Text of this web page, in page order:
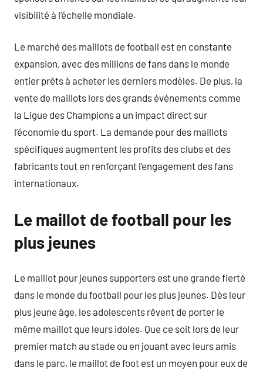
visibilité à l’échelle mondiale.
Le marché des maillots de football est en constante
expansion, avec des millions de fans dans le monde
entier prêts à acheter les derniers modèles. De plus, la
vente de maillots lors des grands événements comme
la Ligue des Champions a un impact direct sur
l’économie du sport. La demande pour des maillots
spécifiques augmentent les profits des clubs et des
fabricants tout en renforçant l’engagement des fans
internationaux.
Le maillot de football pour les
plus jeunes
Le maillot pour jeunes supporters est une grande fierté
dans le monde du football pour les plus jeunes. Dès leur
plus jeune âge, les adolescents rêvent de porter le
même maillot que leurs idoles. Que ce soit lors de leur
premier match au stade ou en jouant avec leurs amis
dans le parc, le maillot de foot est un moyen pour eux de